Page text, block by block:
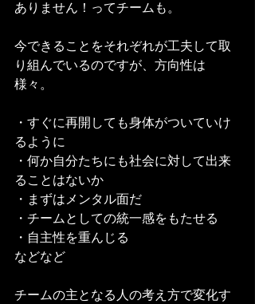
ありません！ってチームも。
今できることをそれぞれが工夫して取
り組んでいるのですが、方向性は
様々。
・すぐに再開しても身体がついていけ
るように
・何か自分たちにも社会に対して出来
ることはないか
・まずはメンタル面だ
・チームとしての統一感をもたせる
・自主性を重んじる
などなど
チームの主となる人の考え方で変化す